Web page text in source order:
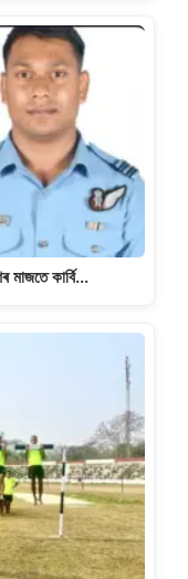
মাজতে কাৰ্বি…